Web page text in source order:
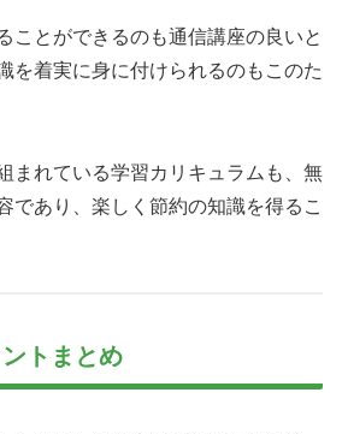
ことができるのも通信講座の良いと
を着実に身に付けられるのもこのた
まれている学習カリキュラムも、無
であり、楽しく節約の知識を得るこ
トまとめ